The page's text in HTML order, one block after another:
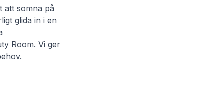
att somna på
glida in i en
Room. Vi ger